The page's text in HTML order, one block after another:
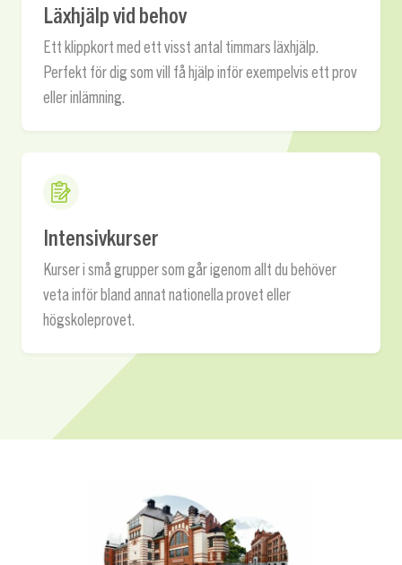
Läxhjälp vid behov
Ett klippkort med ett visst antal timmars läxhjälp.
Perfekt för dig som vill få hjälp inför exempelvis ett prov
eller inlämning.
Intensivkurser
Kurser i små grupper som går igenom allt du behöver
veta inför bland annat nationella provet eller
högskoleprovet.